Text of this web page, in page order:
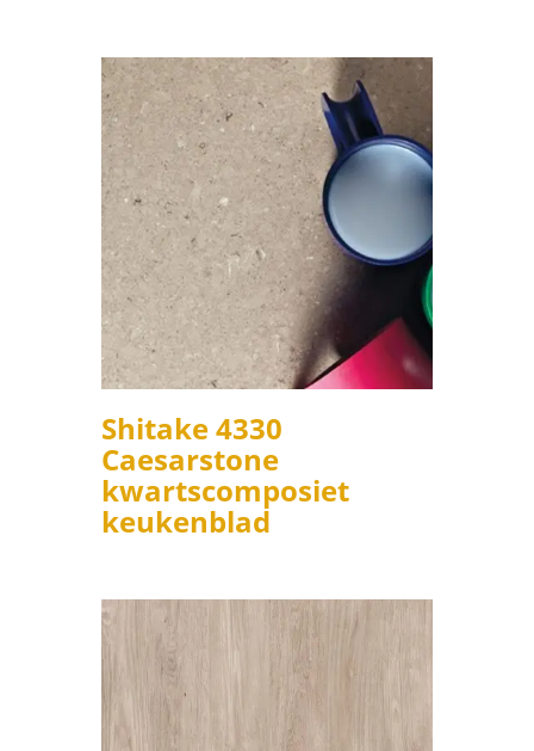
Shitake 4330
Caesarstone
kwartscomposiet
keukenblad